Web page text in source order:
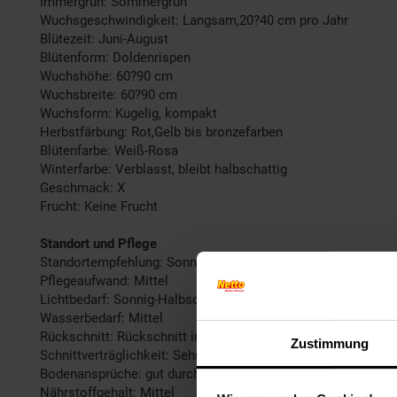
Zustimmung
Wuchsgeschwindigkeit: Langsam,20?40 cm pro Jahr
Blütezeit: Juni-August
Blütenform: Doldenrispen
Wuchshöhe: 60?90 cm
Wuchsbreite: 60?90 cm
Wuchsform: Kugelig, kompakt
Herbstfärbung: Rot,Gelb bis bronzefarben
Blütenfarbe: Weiß-Rosa
Winterfarbe: Verblasst, bleibt halbschattig
Geschmack: X
Frucht: Keine Frucht
Standort und Pflege
Standortempfehlung: Sonnig, windgeschützt
Pflegeaufwand: Mittel
Lichtbedarf: Sonnig-Halbschattig
Wasserbedarf: Mittel
Rückschnitt: Rückschnitt im Frühjahr.
Schnittverträglichkeit: Sehr gut
Bodenansprüche: gut durchlässig, humos, leicht sauer bis
Nährstoffgehalt: Mittel